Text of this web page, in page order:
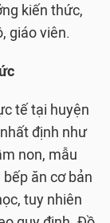
kiến thức,
giáo viên.
tế tại huyện
định như
non, mẫu
ăn cơ bản
tuy nhiên